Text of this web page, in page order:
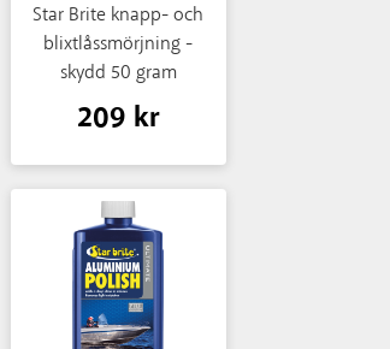
Star Brite knapp- och
blixtlåssmörjning -
skydd 50 gram
209 kr